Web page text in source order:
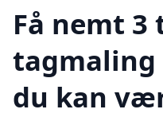
Få nemt 3
tagmaling
du kan